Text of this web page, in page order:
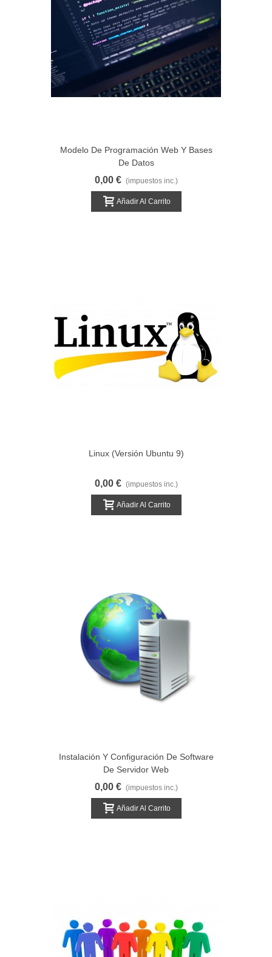
Modelo De Programación Web Y Bases
De Datos
0,00 € (impuestos inc.)
Añadir Al Carrito
Linux (Versión Ubuntu 9)
0,00 € (impuestos inc.)
Añadir Al Carrito
Instalación Y Configuración De Software
De Servidor Web
0,00 € (impuestos inc.)
Añadir Al Carrito